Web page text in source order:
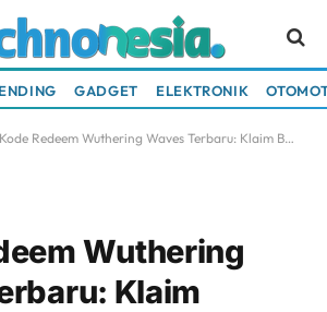
GADGET ELEKTRONIK
Kode Redeem Wuthering Waves Terbaru: Klaim Banyak Hadiah Astrite
Wuthering
Klaim